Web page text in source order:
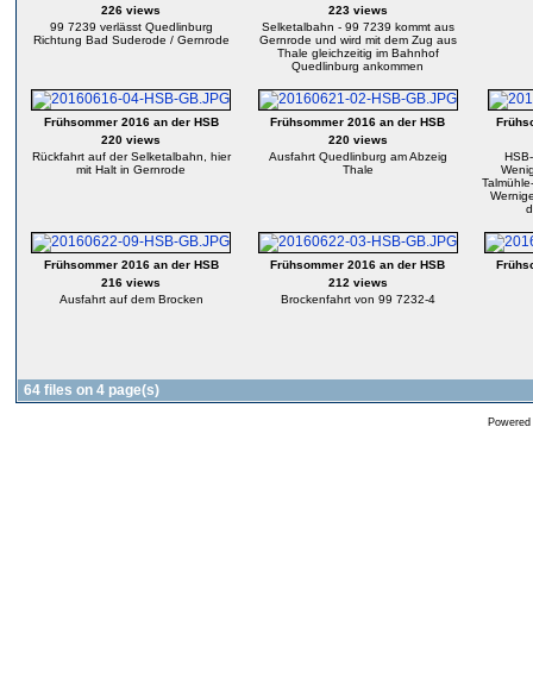
226 views
99 7239 verlässt Quedlinburg
Richtung Bad Suderode / Gernrode
223 views
Selketalbahn - 99 7239 kommt aus
Gernrode und wird mit dem Zug aus
Thale gleichzeitig im Bahnhof
Quedlinburg ankommen
Frühsommer 2016 an der HSB
220 views
Rückfahrt auf der Selketalbahn, hier
mit Halt in Gernrode
Frühsommer 2016 an der HSB
220 views
Ausfahrt Quedlinburg am Abzeig
Thale
Frühsommer 2016 an der HSB
216 views
Ausfahrt auf dem Brocken
Frühsommer 2016 an der HSB
212 views
Brockenfahrt von 99 7232-4
64 files on 4 page(s)